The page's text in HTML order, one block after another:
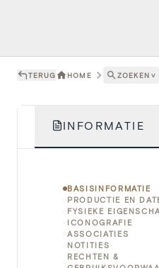
TERUG HOME ZOEKEN ˅
INFORMATIE
BASISINFORMATIE
PRODUCTIE EN
FYSIEKE
ICONOGRAFIE
ASSOCIATIES
NOTITIES
RECHTEN &